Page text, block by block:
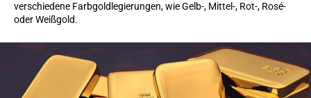
verschiedene Farbgoldlegierungen, wie Gelb-, Mittel-, Rot-, Rosé-
oder Weißgold.